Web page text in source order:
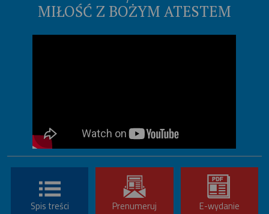
MIŁOŚĆ Z BOŻYM ATESTEM
Spis treści Prenumeruj E-wydanie